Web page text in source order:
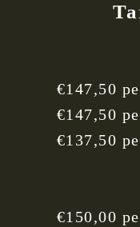
€147,50
€147,50
€137,50
€150,00